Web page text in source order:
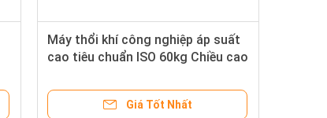
Máy thổi khí công nghiệp áp suất
cao tiêu chuẩn ISO 60kg Chiều cao
Giá Tốt Nhất